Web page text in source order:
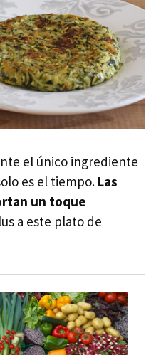
el único ingrediente
es el tiempo. Las
un toque
a este plato de